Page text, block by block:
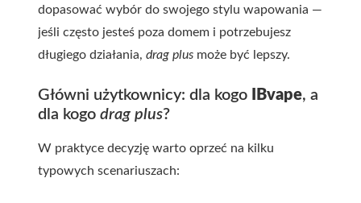
dopasować wybór do swojego stylu wapowania —
jeśli często jesteś poza domem i potrzebujesz
długiego działania, drag plus może być lepszy.
Główni użytkownicy: dla kogo IBvape, a
dla kogo drag plus?
W praktyce decyzję warto oprzeć na kilku
typowych scenariuszach: